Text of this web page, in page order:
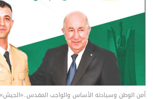
أمن الوطن وسيادته الأساس والواجب